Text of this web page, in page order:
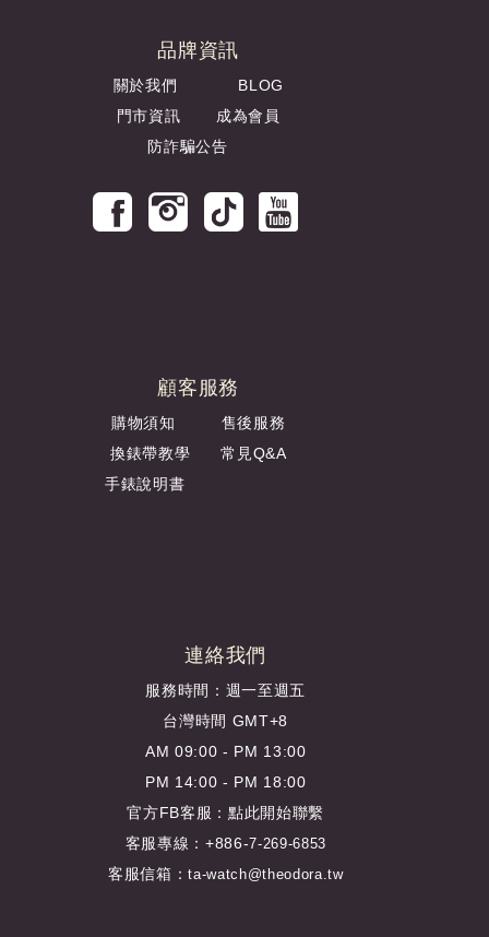
品牌資訊
關於我們
BLOG
門市資訊
成為會員
防詐騙公告
顧客服務
購物須知 售後服務
換錶帶教學常見Q&A
手錶說明書
連絡我們
服務時間：週一至週五
台灣時間 GMT+8
AM 09:00 - PM 13:00
PM 14:00 - PM 18:00
官方FB客服：點此開始聯繫
客服專線：+886-7-269-6853
客服信箱：ta-watch@theodora.tw